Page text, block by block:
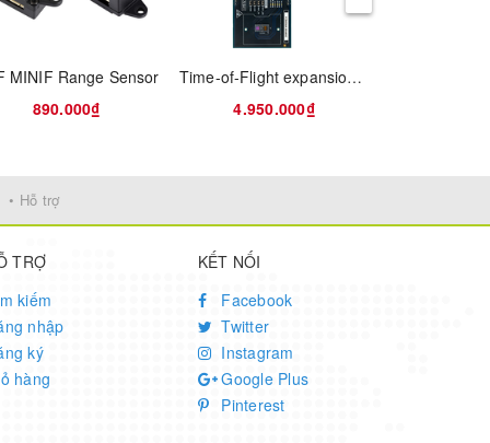
MINIF Range Sensor
890.000₫
Time-of-Flight expansion board based on the VL53L9CX for STM32 Nucleo
4.950.000₫
• Hỗ trợ
TRỢ
kiếm
nhập
ký
hàng
KẾT NỐI
Facebook
Twitter
Instagram
Google Plus
Pinterest